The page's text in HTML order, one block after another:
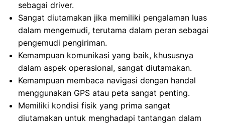
sebagai driver.
Sangat diutamakan jika memiliki pengalaman luas
dalam mengemudi, terutama dalam peran sebagai
pengemudi pengiriman.
Kemampuan komunikasi yang baik, khususnya
dalam aspek operasional, sangat diutamakan.
Kemampuan membaca navigasi dengan handal
menggunakan GPS atau peta sangat penting.
Memiliki kondisi fisik yang prima sangat
diutamakan untuk menghadapi tantangan dalam